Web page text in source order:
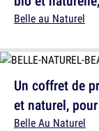
Un coffret de
et naturel,
Belle Au Naturel
Belle au Naturel